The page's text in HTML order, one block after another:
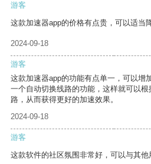
游客
这款加速器app的价格有点贵，可以适当
2024-09-18
游客
这款加速器app的功能有点单一，可以增
一个自动切换线路的功能，这样就可以
路，从而获得更好的加速效果。
2024-09-18
游客
这款软件的社区氛围非常好，可以与其他